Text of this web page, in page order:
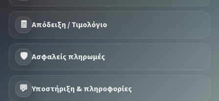
🧾 Απόδειξη / Τιμολόγιο
🛡️ Ασφαλείς πληρωμές
💬 Υποστήριξη & πληροφορίες